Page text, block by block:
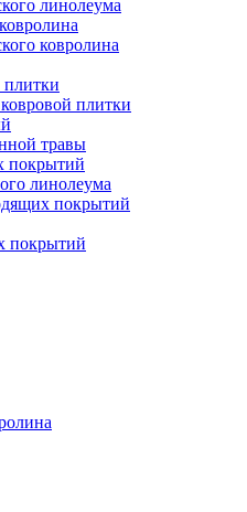
линолеума
ковролина
плитки
травы
покрытий
линолеума
покрытий
покрытий